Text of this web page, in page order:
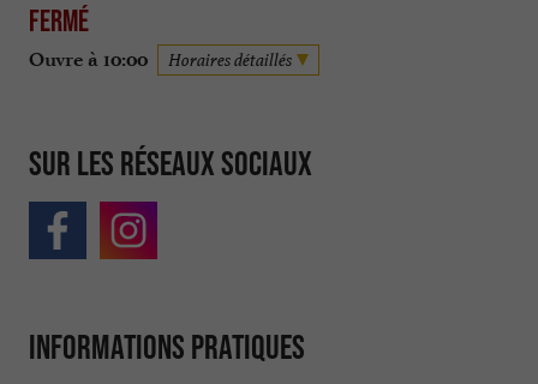
Fermé
Ouvre à 10:00 Horaires détaillés
Sur les réseaux sociaux
Informations pratiques